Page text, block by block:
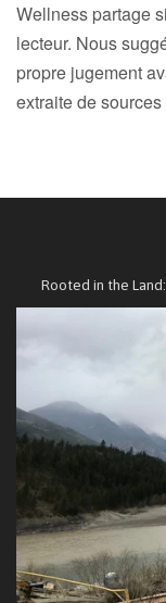
Wellness partage
lecteur. Nous
propre jugement
extraite de
Rooted in the